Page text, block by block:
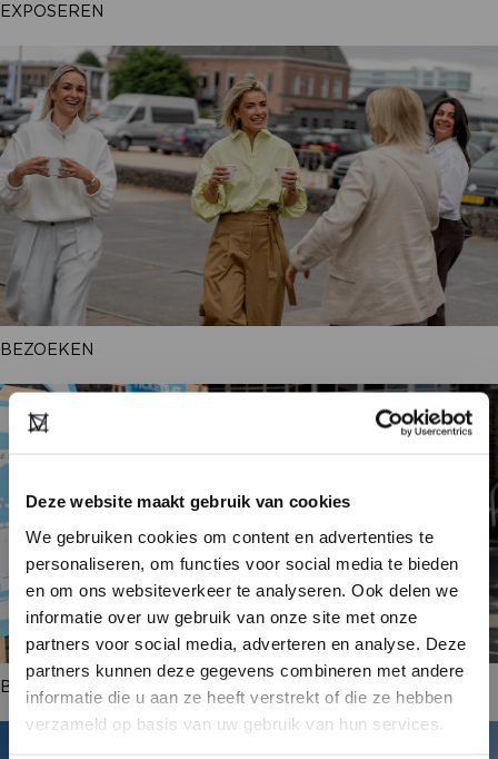
Deze website maakt gebruik van cookies
We gebruiken cookies om content en advertenties te
personaliseren, om functies voor social media te bieden
en om ons websiteverkeer te analyseren. Ook delen we
informatie over uw gebruik van onze site met onze
partners voor social media, adverteren en analyse. Deze
partners kunnen deze gegevens combineren met andere
informatie die u aan ze heeft verstrekt of die ze hebben
verzameld op basis van uw gebruik van hun services.
HEB JE NOG GEEN
ACCOUNT?
EXPOSEREN
BEZOEKEN
BRAND LIST + PLATTEGROND